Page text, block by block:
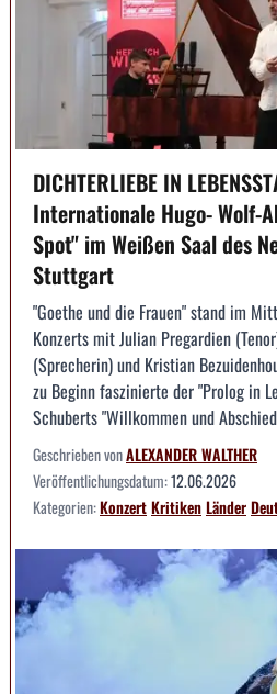
DICHTERLIEBE IN
Internationale Hugo- Wolf-
Spot" im Weißen Saal des
Stuttgart
"Goethe und die Frauen" stand im
Konzerts mit Julian Pregardien
(Sprecherin) und Kristian
zu Beginn faszinierte der "Prolog in
Schuberts "Willkommen und
Geschrieben vonALEXANDER WALTHER
Veröffentlichungsdatum:12.06.2026
Kategorien:KonzertKritikenLänder